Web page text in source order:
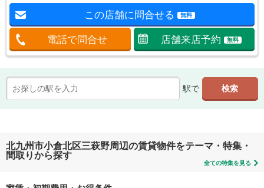
この店舗に問合せる 無料
電話で問合せ 店舗来店予約 無料
駅で
北九州市小倉北区三萩野周辺の賃貸物件をテーマ・特集・
間取りから探す
全ての特集を見る